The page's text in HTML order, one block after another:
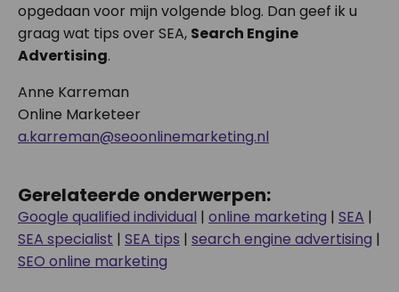
opgedaan voor mijn volgende blog. Dan geef ik u
graag wat tips over SEA, Search Engine
Advertising.
Anne Karreman
Online Marketeer
a.karreman@seoonlinemarketing.nl
Gerelateerde onderwerpen:
Google qualified individual | online marketing | SEA |
SEA specialist | SEA tips | search engine advertising |
SEO online marketing